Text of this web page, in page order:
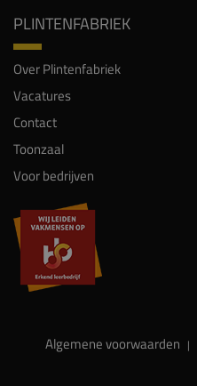
PLINTENFABRIEK
Over Plintenfabriek
Vacatures
Contact
Toonzaal
Voor bedrijven
Algemene voorwaarden |